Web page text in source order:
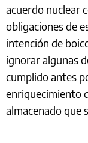
acuerdo nuclear
obligaciones de
intención de
ignorar algunas
cumplido antes
enriquecimiento
almacenado que